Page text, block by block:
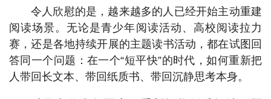
令人欣慰的是，越来越多的人已经开始主动重建
阅读场景。无论是青少年阅读活动、高校阅读拉力
赛，还是各地持续开展的主题读书活动，都在试图回
答同一个问题：在一个“短平快”的时代，如何重新把
人带回长文本、带回纸质书、带回沉静思考本身。